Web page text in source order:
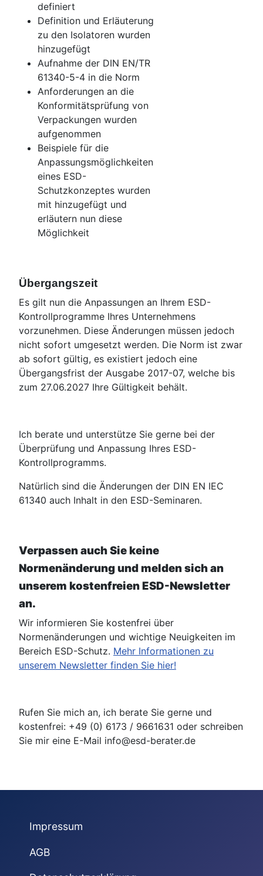
definiert
Definition und Erläuterung
zu den Isolatoren wurden
hinzugefügt
Aufnahme der DIN EN/TR
61340-5-4 in die Norm
Anforderungen an die
Konformitätsprüfung von
Verpackungen wurden
aufgenommen
Beispiele für die
Anpassungsmöglichkeiten
eines ESD-
Schutzkonzeptes wurden
mit hinzugefügt und
erläutern nun diese
Möglichkeit
Übergangszeit
Es gilt nun die Anpassungen an Ihrem ESD-
Kontrollprogramme Ihres Unternehmens
vorzunehmen. Diese Änderungen müssen jedoch
nicht sofort umgesetzt werden. Die Norm ist zwar
ab sofort gültig, es existiert jedoch eine
Übergangsfrist der Ausgabe 2017-07, welche bis
zum 27.06.2027 Ihre Gültigkeit behält.
Ich berate und unterstütze Sie gerne bei der
Überprüfung und Anpassung Ihres ESD-
Kontrollprogramms.
Natürlich sind die Änderungen der DIN EN IEC
61340 auch Inhalt in den ESD-Seminaren.
Verpassen auch Sie keine
Normenänderung und melden sich an
unserem kostenfreien ESD-Newsletter
an.
Wir informieren Sie kostenfrei über
Normenänderungen und wichtige Neuigkeiten im
Bereich ESD-Schutz. Mehr Informationen zu
unserem Newsletter finden Sie hier!
Rufen Sie mich an, ich berate Sie gerne und
kostenfrei: +49 (0) 6173 / 9661631 oder schreiben
Sie mir eine E-Mail info@esd-berater.de
Impressum
AGB